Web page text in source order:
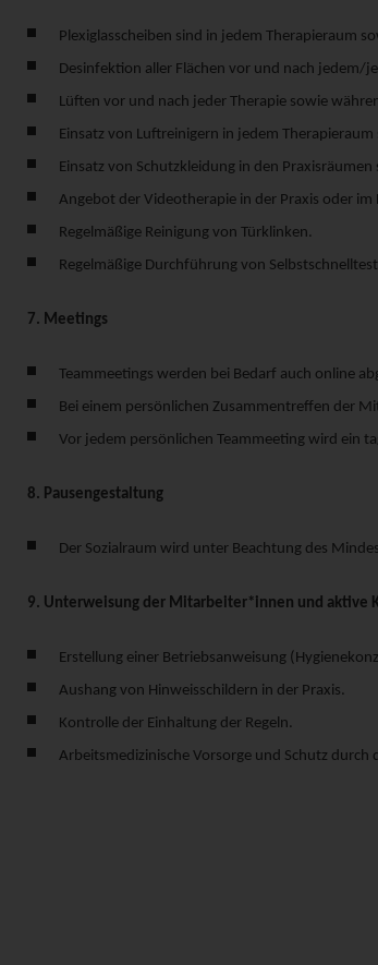
Plexiglasscheiben sind in jedem Therapieraum
Desinfektion aller Flächen vor und nach jedem/
Lüften vor und nach jeder Therapie sowie
Einsatz von Luftreinigern in jedem
Einsatz von Schutzkleidung in den
Angebot der Videotherapie in der Praxis oder im
Regelmäßige Reinigung von Türklinken.
Regelmäßige Durchführung von
7. Meetings
Teammeetings werden bei Bedarf auch online
Bei einem persönlichen Zusammentreffen der
Vor jedem persönlichen Teammeeting wird ein
8. Pausengestaltung
Der Sozialraum wird unter Beachtung des
9. Unterweisung der Mitarbeiter*innen und aktive
Erstellung einer Betriebsanweisung
Aushang von Hinweisschildern in der Praxis.
Kontrolle der Einhaltung der Regeln.
Arbeitsmedizinische Vorsorge und Schutz durch